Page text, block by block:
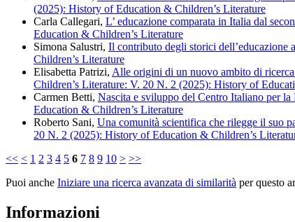
(2025): History of Education & Children’s Literature
Carla Callegari, L’ educazione comparata in Italia dal
Education & Children’s Literature
Simona Salustri, Il contributo degli storici dell’educazione
Children’s Literature
Elisabetta Patrizi, Alle origini di un nuovo ambito di
Children’s Literature: V. 20 N. 2 (2025): History of
Carmen Betti, Nascita e sviluppo del Centro Italiano per
Education & Children’s Literature
Roberto Sani, Una comunità scientifica che rilegge il suo
20 N. 2 (2025): History of Education & Children’s
<< < 1 2 3 4 5 6 7 8 9 10 > >>
Puoi anche Iniziare una ricerca avanzata di similarità per questo
Informazioni